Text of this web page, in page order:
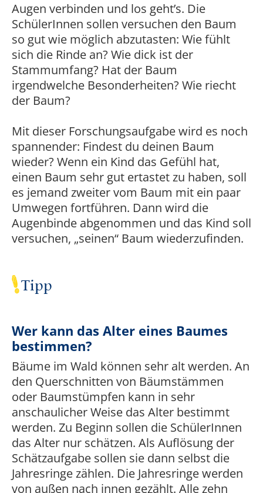
Augen verbinden und los geht’s. Die
SchülerInnen sollen versuchen den Baum
so gut wie möglich abzutasten: Wie fühlt
sich die Rinde an? Wie dick ist der
Stammumfang? Hat der Baum
irgendwelche Besonderheiten? Wie riecht
der Baum?
Mit dieser Forschungsaufgabe wird es noch
spannender: Findest du deinen Baum
wieder? Wenn ein Kind das Gefühl hat,
einen Baum sehr gut ertastet zu haben, soll
es jemand zweiter vom Baum mit ein paar
Umwegen fortführen. Dann wird die
Augenbinde abgenommen und das Kind soll
versuchen, „seinen“ Baum wiederzufinden.
Tipp
Wer kann das Alter eines Baumes
bestimmen?
Bäume im Wald können sehr alt werden. An
den Querschnitten von Bäumstämmen
oder Baumstümpfen kann in sehr
anschaulicher Weise das Alter bestimmt
werden. Zu Beginn sollen die SchülerInnen
das Alter nur schätzen. Als Auflösung der
Schätzaufgabe sollen sie dann selbst die
Jahresringe zählen. Die Jahresringe werden
von außen nach innen gezählt. Alle zehn